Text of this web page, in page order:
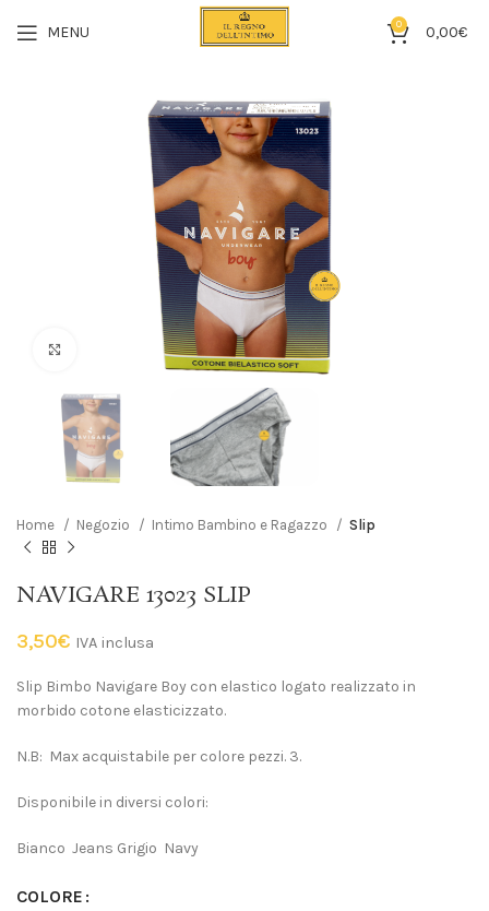
MENU 0 0,00€
Click to enlarge
Home Negozio Intimo Bambino e Ragazzo Slip
NAVIGARE 13023 SLIP
3,50€ IVA inclusa
Slip Bimbo Navigare Boy con elastico logato realizzato in
morbido cotone elasticizzato.
N.B: Max acquistabile per colore pezzi. 3.
Disponibile in diversi colori:
Bianco Jeans Grigio Navy
COLORE